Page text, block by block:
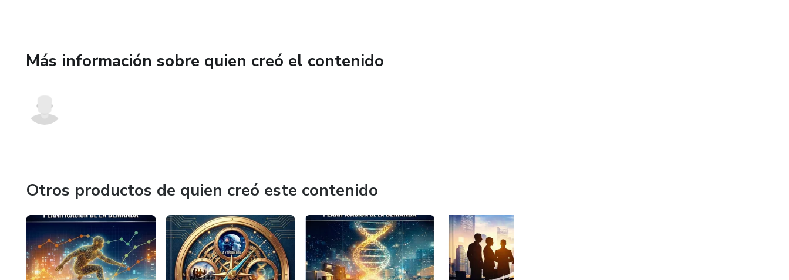
neuronales y gradient boosting explicados en lenguaje de planificador, no de data scientist
laboral de Supply Chain está buscando hoy y que la mayoría de profesionales no tiene
Para quién es
Planificadores que quieren entender qué hay detrás de los algoritmos sin estudiar una
maestría en datos
Más información sobre quien creó el contenido
Otros productos de quien creó este contenido